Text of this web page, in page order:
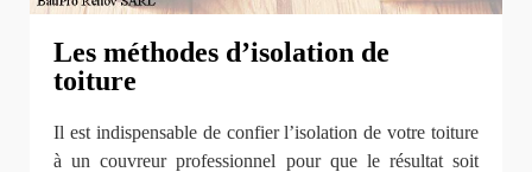
Les méthodes d’isolation de
toiture
Il est indispensable de confier l’isolation de votre toiture
à un couvreur professionnel pour que le résultat soit